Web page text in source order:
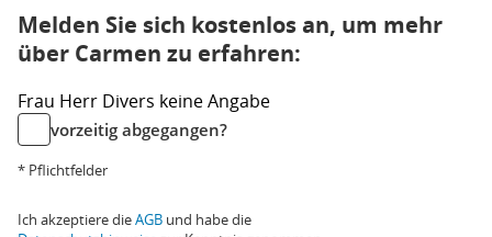
Melden Sie sich kostenlos an, um mehr
über Carmen zu erfahren:
Frau Herr Divers keine Angabe
vorzeitig abgegangen?
* Pflichtfelder
Ich akzeptiere dieAGB und habe die